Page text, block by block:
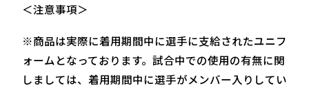
＜注意事項＞
※商品は実際に着用期間中に選手に支給されたユニフ
ォームとなっております。試合中での使用の有無に関
しましては、着用期間中に選手がメンバー入りしてい